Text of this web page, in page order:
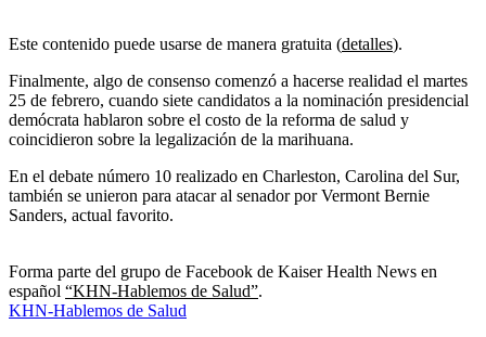
Este contenido puede usarse de manera gratuita (detalles).
Finalmente, algo de consenso comenzó a hacerse realidad el martes
25 de febrero, cuando siete candidatos a la nominación presidencial
demócrata hablaron sobre el costo de la reforma de salud y
coincidieron sobre la legalización de la marihuana.
En el debate número 10 realizado en Charleston, Carolina del Sur,
también se unieron para atacar al senador por Vermont Bernie
Sanders, actual favorito.
Forma parte del grupo de Facebook de Kaiser Health News en
español “KHN-Hablemos de Salud”.
KHN-Hablemos de Salud